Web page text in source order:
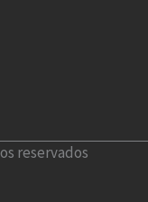
reservados